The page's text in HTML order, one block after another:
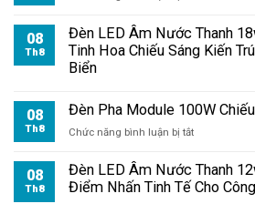
Pha
Module
100W
Tiền
08
Th8
Đèn LED Âm Nước Thanh
Tinh Hoa Chiếu Sáng Kiến
Biển
08
Th8
Đèn Pha Module 100W
Chức năng bình luận bị tắtở
Pha
Module
08
Th8
Đèn LED Âm Nước Thanh
Điểm Nhấn Tinh Tế Cho